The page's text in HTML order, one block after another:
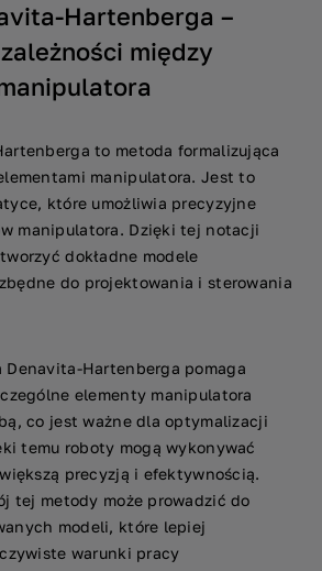
Hartenberga –
między
to metoda formalizująca
manipulatora. Jest to
które umożliwia precyzyjne
manipulatora. Dzięki tej notacji
dokładne modele
do projektowania i sterowania
Hartenberga pomaga
elementy manipulatora
co jest ważne dla optymalizacji
temu roboty mogą wykonywać
precyzją i efektywnością.
tej metody może prowadzić do
modeli, które lepiej
warunki pracy